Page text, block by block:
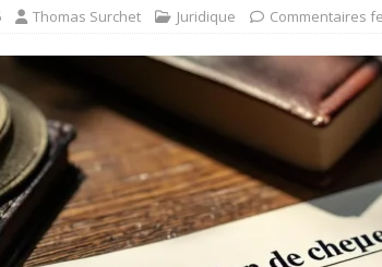
Thomas Surchet Juridique Commentaires